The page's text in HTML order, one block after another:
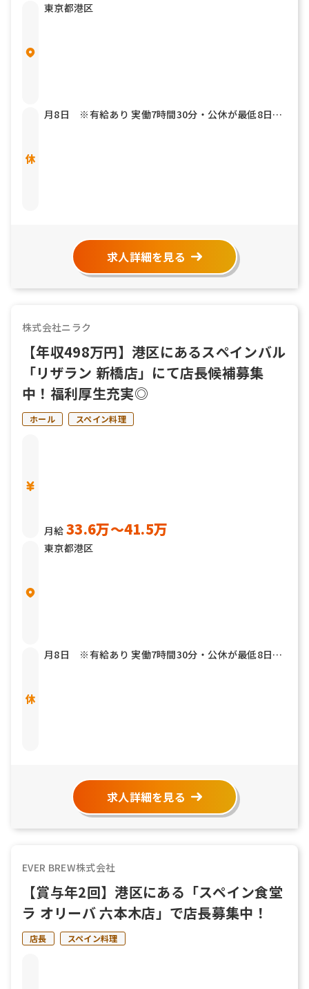
東京都港区
月8日 ※有給あり 実働7時間30分・公休が最低8日あ
求人詳細を見る
株式会社ニラク
【年収498万円】港区にあるスペインバル
「リザラン 新橋店」にて店長候補募集
中！福利厚生充実◎
ホール スペイン料理
月給 33.6万〜41.5万
東京都港区
月8日 ※有給あり 実働7時間30分・公休が最低8日あ
求人詳細を見る
EVER BREW株式会社
【賞与年2回】港区にある「スペイン食堂
ラ オリーバ 六本木店」で店長募集中！
店長 スペイン料理